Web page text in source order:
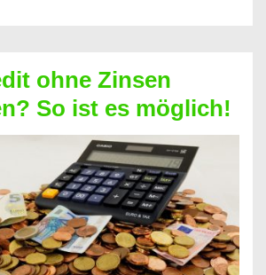
ohne Zinsen
So ist es möglich!